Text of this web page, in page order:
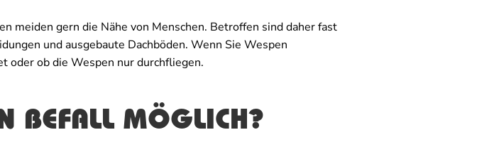
meiden gern die Nähe von Menschen. Betroffen sind daher fast
und ausgebaute Dachböden. Wenn Sie Wespen
oder ob die Wespen nur durchfliegen.
BEFALL MÖGLICH?